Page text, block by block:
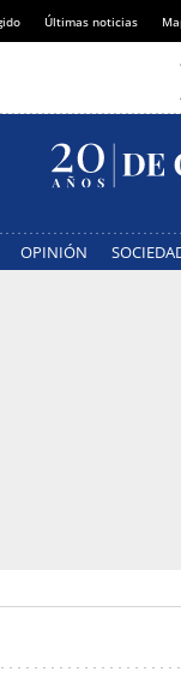
Últimas noticias
OPINIÓN